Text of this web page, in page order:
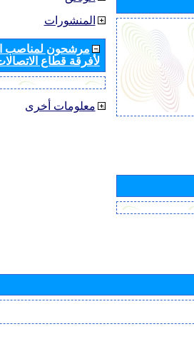
المنشورات
مرشحون لمناصب
لأفرقة قطاع
معلومات أخرى